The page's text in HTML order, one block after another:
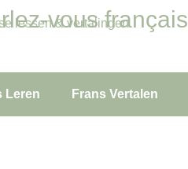
vous français
lessen & vertalingen
Leren Frans Vertalen